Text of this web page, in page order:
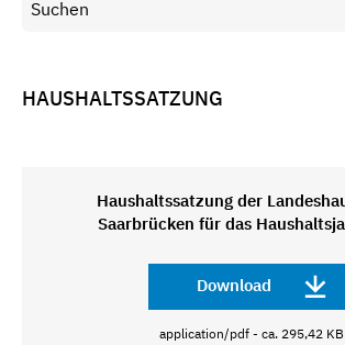
HAUSHALTSSATZUNG
Haushaltssatzung der
Saarbrücken für das
Download
application/pdf - ca. 295,42 KB